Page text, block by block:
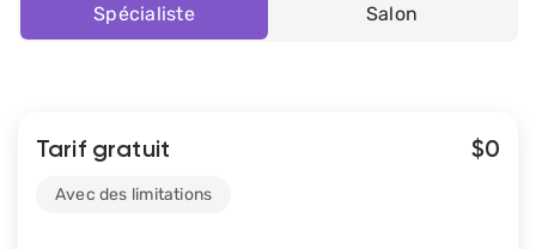
Spécialiste Salon
Tarif gratuit $0
Avec des limitations